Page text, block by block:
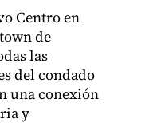
Centro en
de
las
del condado
una conexión
y